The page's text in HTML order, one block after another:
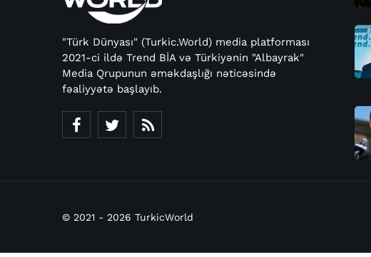
"Türk Dünyası" (Turkic.World) media platforması
2021-ci ildə Trend BİA və Türkiyənin "Albayrak"
Media Qrupunun əməkdaşlığı nəticəsində
fəaliyyətə başlayıb.
© 2021 - 2026 TurkicWorld